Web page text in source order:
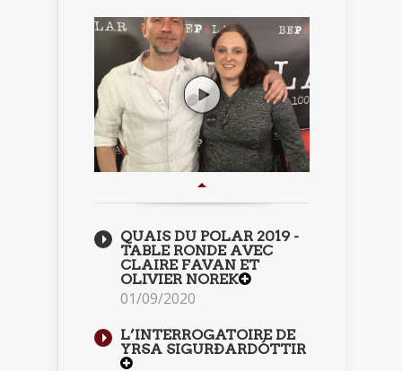
QUAIS DU POLAR 2019 -
TABLE RONDE AVEC
CLAIRE FAVAN ET
OLIVIER NOREK
01/09/2020
L’INTERROGATOIRE DE
YRSA SIGURÐARDÓTTIR